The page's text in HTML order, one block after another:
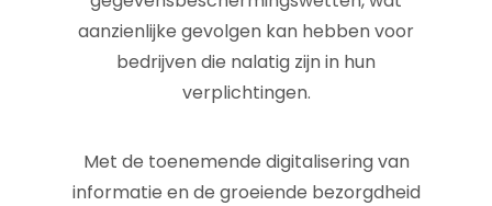
aanzienlijke gevolgen kan hebben voor
bedrijven die nalatig zijn in hun
verplichtingen.
Met de toenemende digitalisering van
informatie en de groeiende bezorgdheid